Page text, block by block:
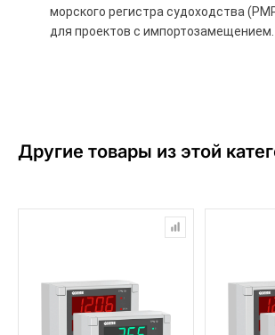
морского регистра судоходства
для проектов с импортозамещением.
Другие товары из этой